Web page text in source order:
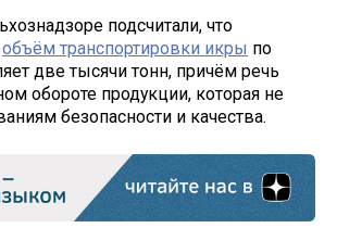
подсчитали, что
объём транспортировки икры по
две тысячи тонн, причём речь
обороте продукции, которая не
безопасности и качества.